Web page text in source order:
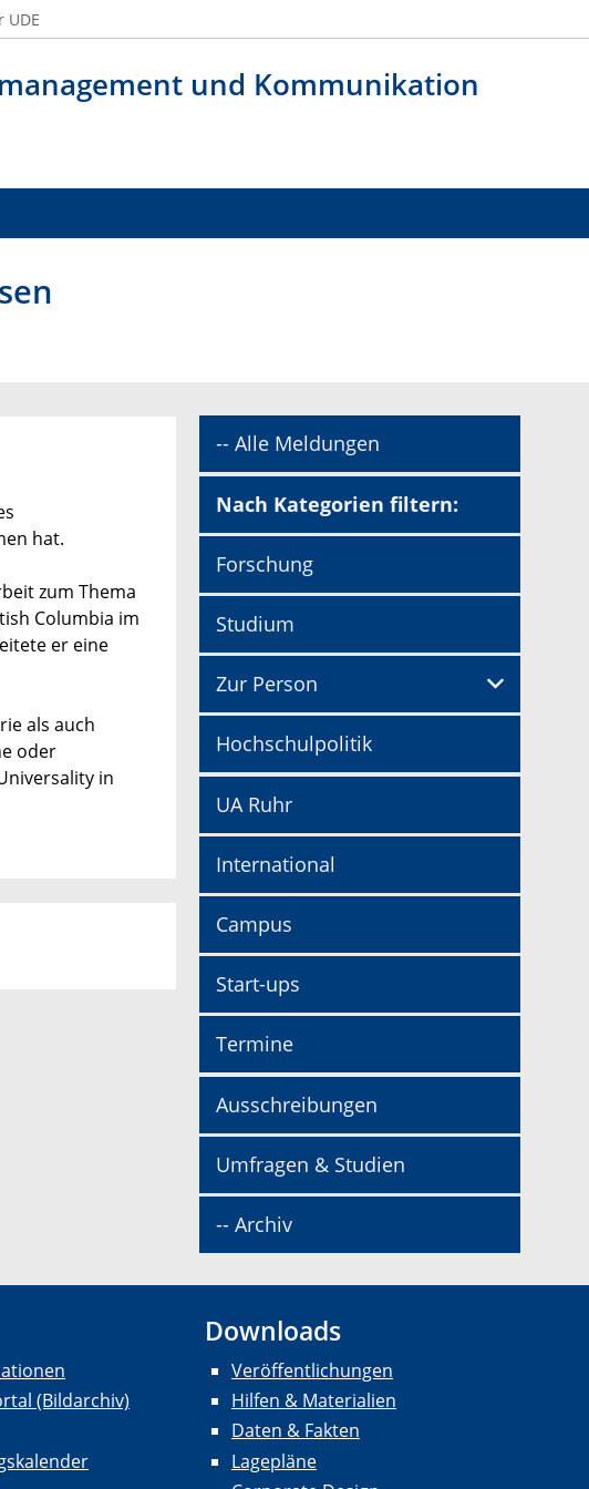
und Kommunikation
UDE
hat.
zum Thema
Columbia im
er eine
als auch
oder
in
-- Alle Meldungen
Nach Kategorien filtern:
Forschung
Studium
Zur Person
Hochschulpolitik
UA Ruhr
International
Campus
Start-ups
Termine
Ausschreibungen
Umfragen & Studien
-- Archiv
(Bildarchiv)
Downloads
Veröffentlichungen
Hilfen & Materialien
Daten & Fakten
Lagepläne